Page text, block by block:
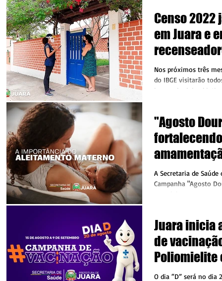
Censo 2022
em Juara e
todos os
Nos próximos três
do IBGE visitarão
buscando dois
"Agosto
A Secretaria de Saúde
Campanha "Agosto
especialmente
Juara inicia
de
Poliomielite
O dia “D” será no dia